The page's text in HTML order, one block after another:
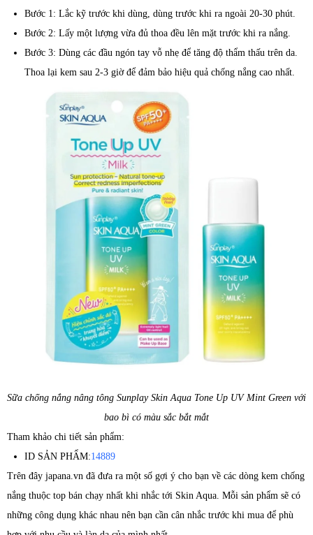
Bước 1: Lắc kỹ trước khi dùng, dùng trước khi ra ngoài 20-30 phút.
Bước 2: Lấy một lượng vừa đủ thoa đều lên mặt trước khi ra nắng.
Bước 3: Dùng các đầu ngón tay vỗ nhẹ để tăng độ thẩm thấu trên da.
Thoa lại kem sau 2-3 giờ để đảm bảo hiệu quả chống nắng cao nhất.
Sữa chống nắng nâng tông Sunplay Skin Aqua Tone Up UV Mint Green với
bao bì có màu sắc bắt mắt
Tham khảo chi tiết sản phẩm:
ID SẢN PHẨM:14889
Trên đây japana.vn đã đưa ra một số gợi ý cho bạn về các dòng kem chống
nắng thuộc top bán chạy nhất khi nhắc tới Skin Aqua. Mỗi sản phẩm sẽ có
những công dụng khác nhau nên bạn cần cân nhắc trước khi mua để phù